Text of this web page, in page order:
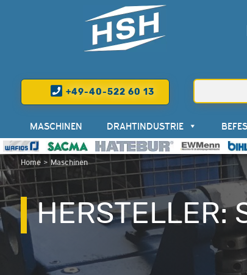
+49-40-522 60 13
Home> Maschinen
MASCHINEN DRAHTINDUSTRIE
HERSTELLER: